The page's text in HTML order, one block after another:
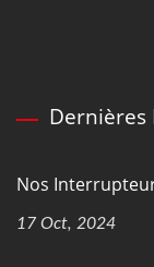
Dernières
Nos
17 Oct, 2024